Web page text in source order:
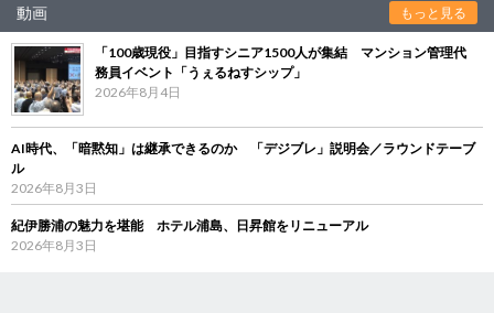
動画 もっと見る
「100歳現役」目指すシニア1500人が集結 マンション管理代
務員イベント「うぇるねすシップ」
2026年8月4日
AI時代、「暗黙知」は継承できるのか 「デジブレ」説明会／ラウンドテーブ
ル
2026年8月3日
紀伊勝浦の魅力を堪能 ホテル浦島、日昇館をリニューアル
2026年8月3日